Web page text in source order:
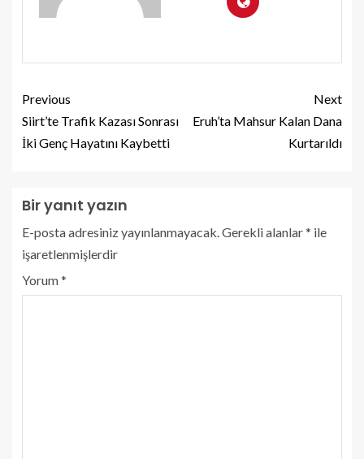
Previous
Siirt’te Trafik Kazası Sonrası
İki Genç Hayatını Kaybetti
Next
Eruh’ta Mahsur Kalan Dana
Kurtarıldı
Bir yanıt yazın
E-posta adresiniz yayınlanmayacak.Gerekli alanlar* ile
işaretlenmişlerdir
Yorum*